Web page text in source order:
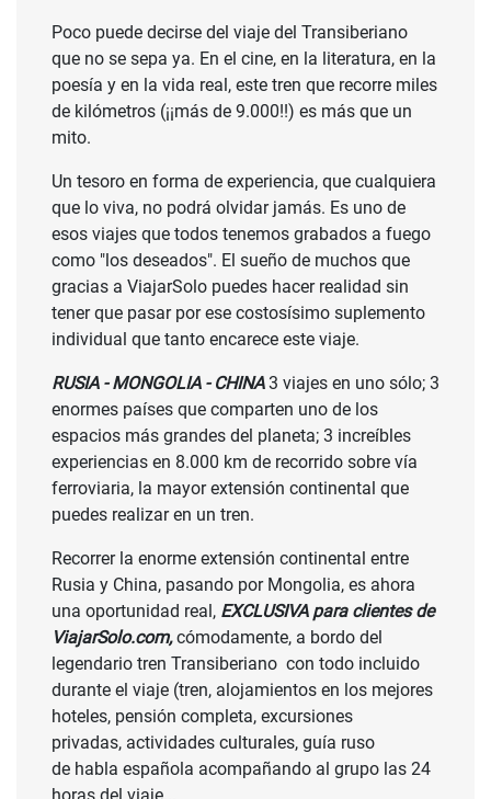
Poco puede decirse del viaje del Transiberiano
que no se sepa ya. En el cine, en la literatura, en la
poesía y en la vida real, este tren que recorre miles
de kilómetros (¡¡más de 9.000!!) es más que un
mito.
Un tesoro en forma de experiencia, que cualquiera
que lo viva, no podrá olvidar jamás. Es uno de
esos viajes que todos tenemos grabados a fuego
como "los deseados". El sueño de muchos que
gracias a ViajarSolo puedes hacer realidad sin
tener que pasar por ese costosísimo suplemento
individual que tanto encarece este viaje.
RUSIA - MONGOLIA - CHINA3 viajes en uno sólo; 3
enormes países que comparten uno de los
espacios más grandes del planeta; 3 increíbles
experiencias en 8.000 km de recorrido sobre vía
ferroviaria, la mayor extensión continental que
puedes realizar en un tren.
Recorrer la enorme extensión continental entre
Rusia y China, pasando por Mongolia, es ahora
una oportunidad real, EXCLUSIVA para clientes de
ViajarSolo.com,cómodamente, a bordo del
legendario tren Transiberiano con todo incluido
durante el viaje (tren, alojamientos en los mejores
hoteles, pensión completa, excursiones
privadas, actividades culturales, guía ruso
de habla española acompañando al grupo las 24